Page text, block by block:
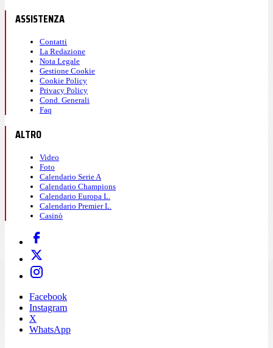
ASSISTENZA
Contatti
La Redazione
Nota Legale
Gestione Cookie
Cookie Policy
Privacy Policy
Cond. Generali
Faq
ALTRO
Video
Foto
Calendario Serie A
Calendario Champions
Calendario Europa L.
Calendario Premier L.
Casinò
Facebook
Instagram
X
WhatsApp